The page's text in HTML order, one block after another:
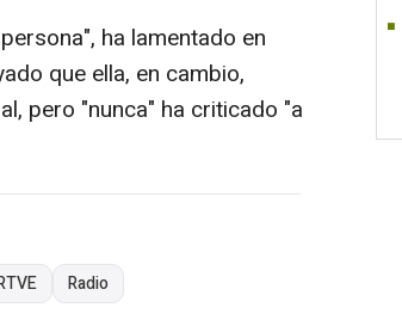
ha lamentado en
que ella, en cambio,
pero "nunca" ha criticado "a
Radio